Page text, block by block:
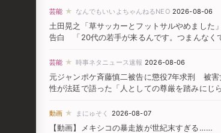
芸能 ★ なんでもいいよちゃんねるNEO 2026-08-06
土田晃之「草サッカーとフットサルやめました
告白 「20代の若手が来るんです。つまんなく
芸能 ★ 時事ネタニュース速報 2026-08-06
元ジャンポケ斉藤慎二被告に懲役7年求刑 被害
性が法廷で語った「人としての尊厳を踏みにじ
動画 ★ まにゅそく 2026-08-07
【動画】メキシコの暴走族が世紀末すぎる……